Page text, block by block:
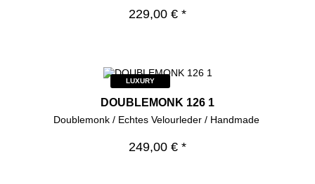
229,00 € *
LUXURY
DOUBLEMONK 126 1
Doublemonk / Echtes Velourleder / Handmade
249,00 € *